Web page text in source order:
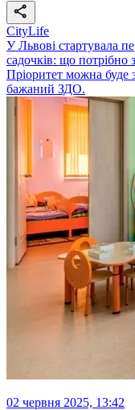
CityLife
У Львові стартувала
садочків: що потрібно
Пріоритет можна буде
бажаний ЗДО.
02 червня 2025, 13:42